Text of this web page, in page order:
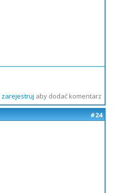
zarejestruj aby dodać komentarz
#24